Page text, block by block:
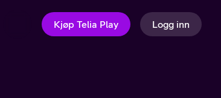
Kjøp Telia Play Logg inn